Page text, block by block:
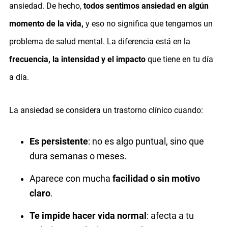
ansiedad. De hecho, todos sentimos ansiedad en algún
momento de la vida, y eso no significa que tengamos un
problema de salud mental. La diferencia está en la
frecuencia, la intensidad y el impactoque tiene en tu día
a día.
La ansiedad se considera un trastorno clínico cuando:
Es persistente: no es algo puntual, sino que
dura semanas o meses.
Aparece con mucha facilidad o sin motivo
claro.
Te impide hacer vida normal : afecta a tu